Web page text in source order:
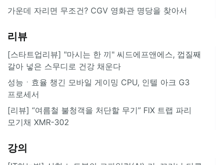
가운데 자리면 무조건? CGV 영화관 명당을 찾아서
리뷰
[스타트업리뷰] "마시는 한 끼" 씨드에프앤에스, 껍질째
갈아 넣은 스무디로 건강 채운다
성능ㆍ효율 챙긴 모바일 게이밍 CPU, 인텔 아크 G3
프로세서
[리뷰] “여름철 불청객을 처단할 무기” FIX 트랩 파리
모기채 XMR-302
강의